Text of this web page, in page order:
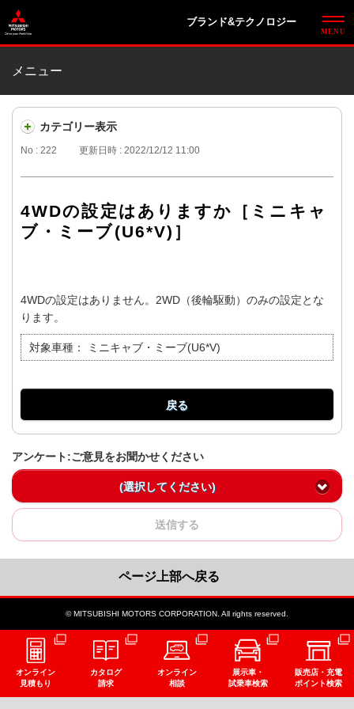
ブランド&テクノロジー
メニュー
カテゴリー表示
No : 222 更新日時 : 2022/12/12 11:00
4WDの設定はありますか［ミニキャ
ブ・ミーブ(U6*V)］
4WDの設定はありません。2WD（後輪駆動）のみの設定とな
ります。
対象車種： ミニキャブ・ミーブ(U6*V)
戻る
アンケート:ご意見をお聞かせください
(選択してください)
送信する
ページ上部へ戻る
© MITSUBISHI MOTORS CORPORATION. All rights reserved.
オンライン
見積もり
カタログ
請求
オンライン
相談
展示車・
試乗車検索
販売店・充電
ポイント検索